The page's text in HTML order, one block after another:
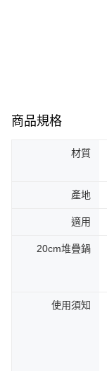
商品規格
材質
產地
適用
20cm堆疊鍋
使用須知